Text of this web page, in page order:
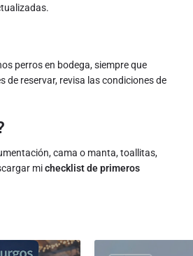
perros en bodega, siempre que
reservar, revisa las condiciones de
cama o manta, toallitas,
michecklist de primeros